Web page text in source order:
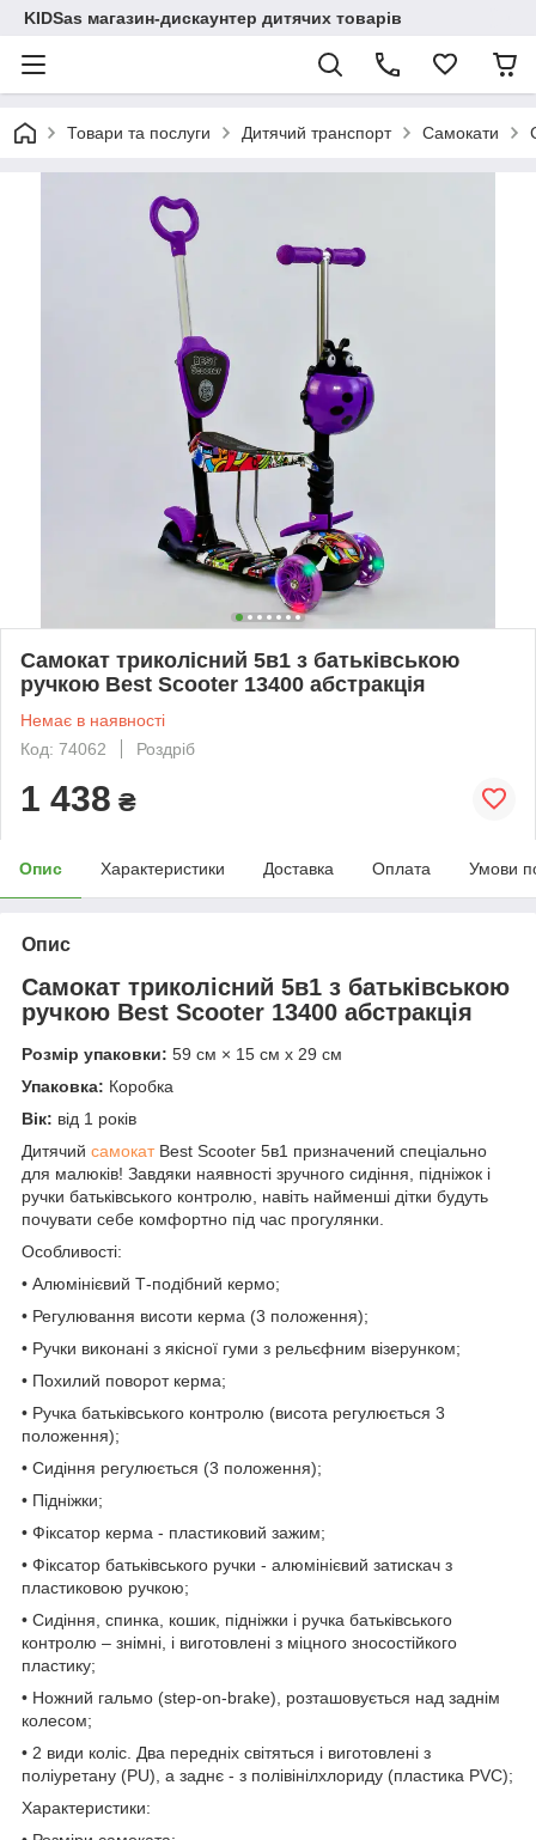
KIDSas магазин-дискаунтер дитячих товарів
Товари та послуги Дитячий транспорт Самокати
Самокат триколісний 5в1 з батьківською
ручкою Best Scooter 13400 абстракція
Немає в наявності
Код: 74062
Роздріб
1 438 ₴
Опис Характеристики Доставка Оплата Умови
Опис
Самокат триколісний 5в1 з батьківською
ручкою Best Scooter 13400 абстракція
Розмір упаковки: 59 см × 15 см x 29 см
Упаковка: Коробка
Вік: від 1 років
Дитячий самокатBest Scooter 5в1 призначений спеціально
для малюків! Завдяки наявності зручного сидіння, підніжок і
ручки батьківського контролю, навіть найменші дітки будуть
почувати себе комфортно під час прогулянки.
Особливості:
• Алюмінієвий Т-подібний кермо;
• Регулювання висоти керма (3 положення);
• Ручки виконані з якісної гуми з рельєфним візерунком;
• Похилий поворот керма;
• Ручка батьківського контролю (висота регулюється 3
положення);
• Сидіння регулюється (3 положення);
• Підніжки;
• Фіксатор керма - пластиковий зажим;
• Фіксатор батьківського ручки - алюмінієвий затискач з
пластиковою ручкою;
• Сидіння, спинка, кошик, підніжки і ручка батьківського
контролю – знімні, і виготовлені з міцного зносостійкого
пластику;
• Ножний гальмо (step-on-brake), розташовується над заднім
колесом;
• 2 види коліс. Два передніх світяться і виготовлені з
поліуретану (PU), а заднє - з полівінілхлориду (пластика PVC);
Характеристики: